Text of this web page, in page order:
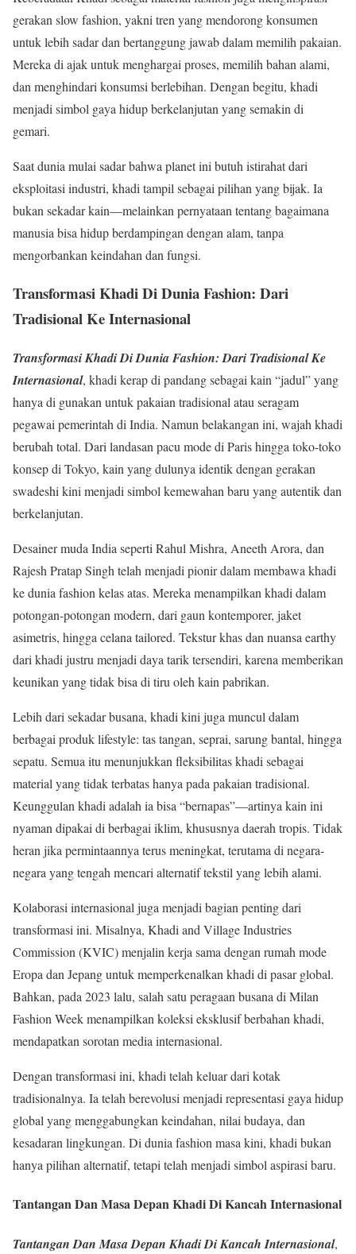
gerakan slow fashion, yakni tren yang mendorong konsumen
untuk lebih sadar dan bertanggung jawab dalam memilih pakaian.
Mereka di ajak untuk menghargai proses, memilih bahan alami,
dan menghindari konsumsi berlebihan. Dengan begitu, khadi
menjadi simbol gaya hidup berkelanjutan yang semakin di
gemari.
Saat dunia mulai sadar bahwa planet ini butuh istirahat dari
eksploitasi industri, khadi tampil sebagai pilihan yang bijak. Ia
bukan sekadar kain—melainkan pernyataan tentang bagaimana
manusia bisa hidup berdampingan dengan alam, tanpa
mengorbankan keindahan dan fungsi.
Transformasi Khadi Di Dunia Fashion: Dari
Tradisional Ke Internasional
Transformasi Khadi Di Dunia Fashion: Dari Tradisional Ke
Internasional, khadi kerap di pandang sebagai kain “jadul” yang
hanya di gunakan untuk pakaian tradisional atau seragam
pegawai pemerintah di India. Namun belakangan ini, wajah khadi
berubah total. Dari landasan pacu mode di Paris hingga toko-toko
konsep di Tokyo, kain yang dulunya identik dengan gerakan
swadeshi kini menjadi simbol kemewahan baru yang autentik dan
berkelanjutan.
Desainer muda India seperti Rahul Mishra, Aneeth Arora, dan
Rajesh Pratap Singh telah menjadi pionir dalam membawa khadi
ke dunia fashion kelas atas. Mereka menampilkan khadi dalam
potongan-potongan modern, dari gaun kontemporer, jaket
asimetris, hingga celana tailored. Tekstur khas dan nuansa earthy
dari khadi justru menjadi daya tarik tersendiri, karena memberikan
keunikan yang tidak bisa di tiru oleh kain pabrikan.
Lebih dari sekadar busana, khadi kini juga muncul dalam
berbagai produk lifestyle: tas tangan, seprai, sarung bantal, hingga
sepatu. Semua itu menunjukkan fleksibilitas khadi sebagai
material yang tidak terbatas hanya pada pakaian tradisional.
Keunggulan khadi adalah ia bisa “bernapas”—artinya kain ini
nyaman dipakai di berbagai iklim, khususnya daerah tropis. Tidak
heran jika permintaannya terus meningkat, terutama di negara-
negara yang tengah mencari alternatif tekstil yang lebih alami.
Kolaborasi internasional juga menjadi bagian penting dari
transformasi ini. Misalnya, Khadi and Village Industries
Commission (KVIC) menjalin kerja sama dengan rumah mode
Eropa dan Jepang untuk memperkenalkan khadi di pasar global.
Bahkan, pada 2023 lalu, salah satu peragaan busana di Milan
Fashion Week menampilkan koleksi eksklusif berbahan khadi,
mendapatkan sorotan media internasional.
Dengan transformasi ini, khadi telah keluar dari kotak
tradisionalnya. Ia telah berevolusi menjadi representasi gaya hidup
global yang menggabungkan keindahan, nilai budaya, dan
kesadaran lingkungan. Di dunia fashion masa kini, khadi bukan
hanya pilihan alternatif, tetapi telah menjadi simbol aspirasi baru.
Tantangan Dan Masa Depan Khadi Di Kancah Internasional
Tantangan Dan Masa Depan Khadi Di Kancah Internasional,